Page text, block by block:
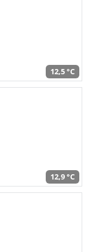
12,5 °C
12,9 °C